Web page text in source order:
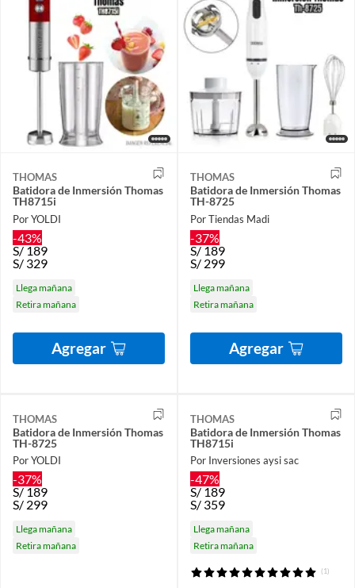
THOMAS
Batidora de Inmersión Thomas
TH8715i
Por YOLDI
-43%
S/189
S/ 329
Llega mañana
Retira mañana
Agregar
THOMAS
Batidora de Inmersión Thomas
TH-8725
Por Tiendas Madi
-37%
S/189
S/ 299
Llega mañana
Retira mañana
Agregar
THOMAS
Batidora de Inmersión Thomas
TH-8725
Por YOLDI
-37%
S/189
S/ 299
Llega mañana
Retira mañana
THOMAS
Batidora de Inmersión Thomas
TH8715i
Por Inversiones aysi sac
-47%
S/189
S/ 359
Llega mañana
Retira mañana
(1)